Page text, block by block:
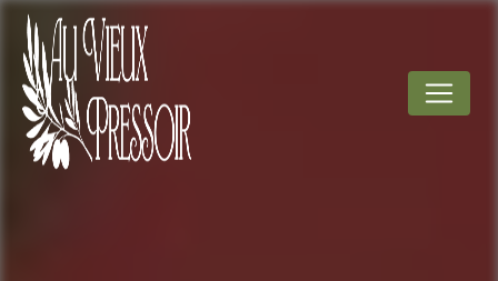
Panneau de gestion des cookies